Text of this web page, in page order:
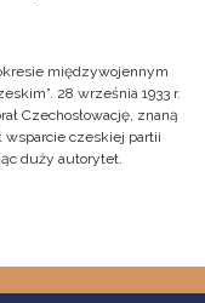
międzywojennym
28 września 1933 r.
Czechosłowację, znaną
czeskiej partii
duży autorytet.